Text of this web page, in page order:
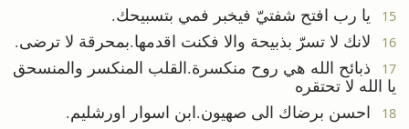
15 يا رب افتح شفتيّ فيخبر فمي بتسبيحك.
16 لانك لا تسرّ بذبيحة والا فكنت اقدمها.بمحرقة لا ترضى.
17
ذبائح الله هي روح منكسرة.القلب المنكسر والمنسحق
يا الله لا تحتقره
18 احسن برضاك الى صهيون.ابن اسوار اورشليم.